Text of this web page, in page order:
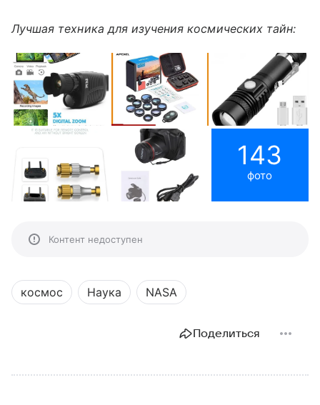
Лучшая техника для изучения космических тайн:
143
фото
Контент недоступен
космос Наука NASA
Поделиться